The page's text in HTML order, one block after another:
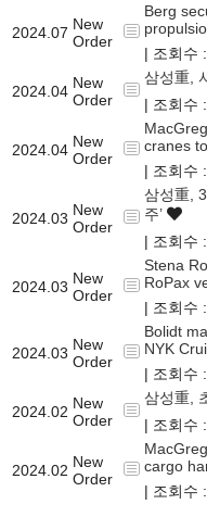
2024.07 New
Order
Berg
| 조회수 :
2024.04 New
Order
삼성重,
| 조회수 :
2024.04 New
Order
cranes
| 조회수 :
2024.03 New
Order
삼성重,
주’
| 조회수 :
2024.03 New
Order
Stena
RoPax
| 조회수 :
2024.03 New
Order
Bolidt
NYK
| 조회수 :
2024.02 New
Order
삼성重,
| 조회수 :
2024.02 New
Order
cargo
| 조회수 :